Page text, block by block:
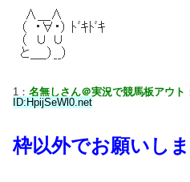
1： 名無しさん＠実況で競馬板アウト
ID:HpijSeWl0.net
枠以外でお願いし